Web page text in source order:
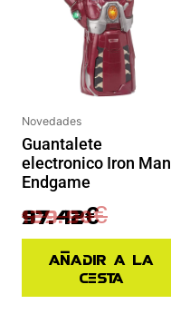
Novedades
Guantalete
electronico Iron Man
Endgame
129.90€
97.42€
Añadir a la
cesta